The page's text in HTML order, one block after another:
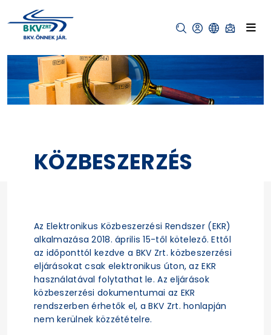
KÖZBESZERZÉS
Az Elektronikus Közbeszerzési Rendszer (EKR)
alkalmazása 2018. április 15-től kötelező. Ettől
az időponttól kezdve a BKV Zrt. közbeszerzési
eljárásokat csak elektronikus úton, az EKR
használatával folytathat le. Az eljárások
közbeszerzési dokumentumai az EKR
rendszerben érhetők el, a BKV Zrt. honlapján
nem kerülnek közzétételre.